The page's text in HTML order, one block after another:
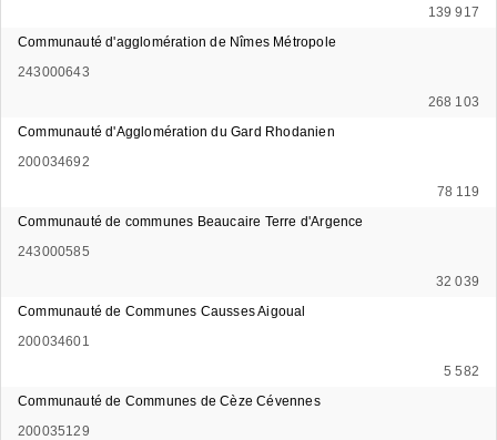
139 917
Communauté d'agglomération de Nîmes Métropole
243000643
268 103
Communauté d'Agglomération du Gard Rhodanien
200034692
78 119
Communauté de communes Beaucaire Terre d'Argence
243000585
32 039
Communauté de Communes Causses Aigoual
200034601
5 582
Communauté de Communes de Cèze Cévennes
200035129